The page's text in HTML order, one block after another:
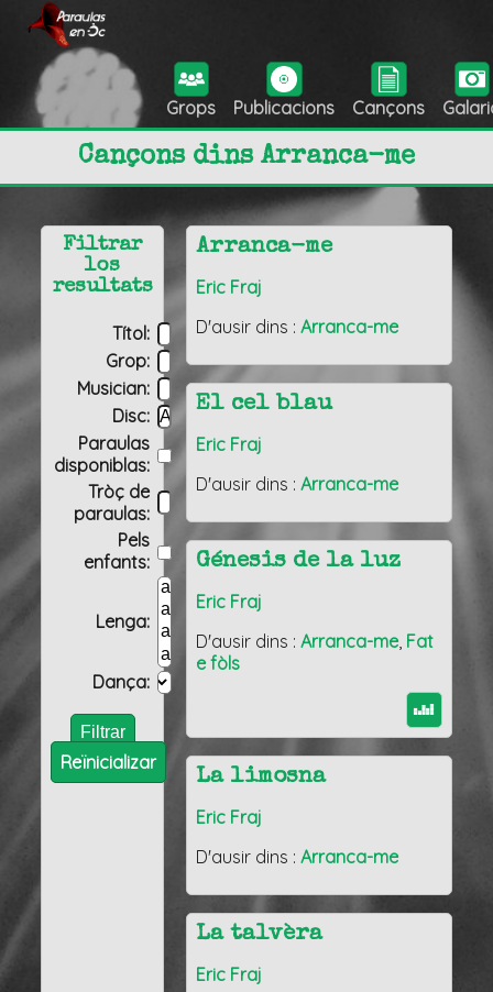
Grops Publicacions Cançons
Cançons dins Arranca-me
Arranca-me
Eric Fraj
D'ausir dins :Arranca-me
El cel blau
Eric Fraj
D'ausir dins :Arranca-me
Génesis de la luz
Eric Fraj
D'ausir dins :Arranca-me, Fat
e fòls
La limosna
Eric Fraj
D'ausir dins :Arranca-me
La talvèra
Eric Fraj
Filtrar
los
resultats
Títol:
Grop:
Musician:
Disc:
Paraulas
disponiblas:
Tròç de
paraulas:
Pels
enfants:
Lenga:
Dança:
Reïnicializar